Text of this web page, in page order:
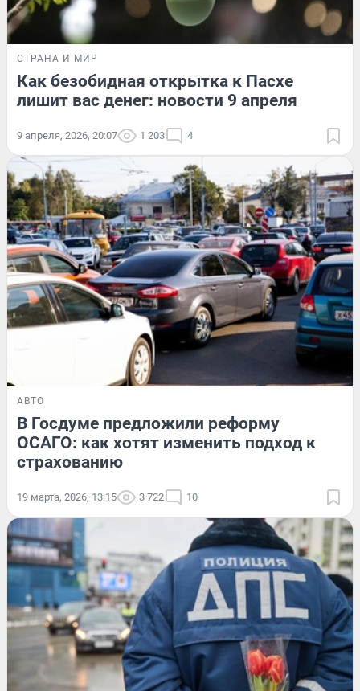
СТРАНА И МИР
Как безобидная открытка к Пасхе
лишит вас денег: новости 9 апреля
9 апреля, 2026, 20:07 1 203 4
АВТО
В Госдуме предложили реформу
ОСАГО: как хотят изменить подход к
страхованию
19 марта, 2026, 13:15 3 722 10